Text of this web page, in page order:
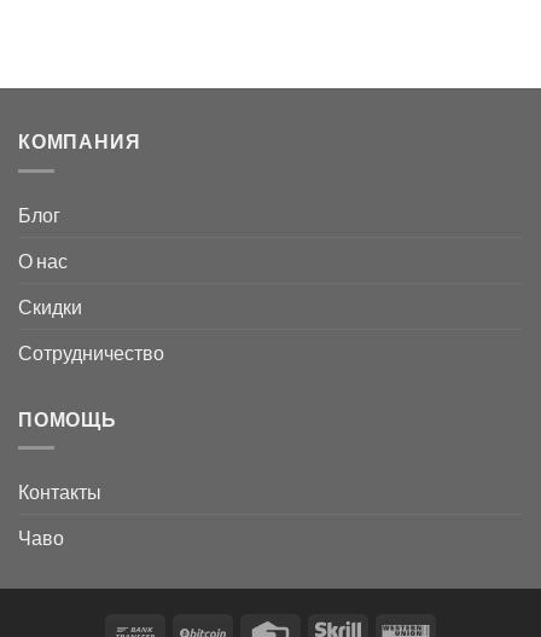
КОМПАНИЯ
Блог
О нас
Скидки
Сотрудничество
ПОМОЩЬ
Контакты
Чаво
Bank BitCoin Credit Skrill Western